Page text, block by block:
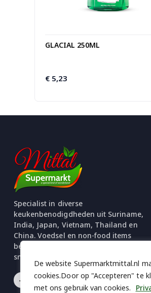
De website Supermarktmittal.nl
cookies.Door op "Accepteren" te
met ons gebruik van cookies.
GLACIAL 250ML
€5,23
Specialist in diverse
keukenbenodigdheden uit Suriname,
India, Japan, Vietnam, Thailand en
China. Voedsel en non-food items
beschikbaar. Uitgebreide selectie
snacks en chips.